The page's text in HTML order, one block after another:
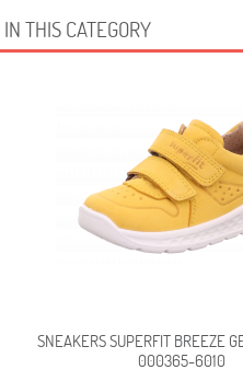
IN THIS CATEGORY
SNEAKERS SUPERFIT BREEZE
000365-6010